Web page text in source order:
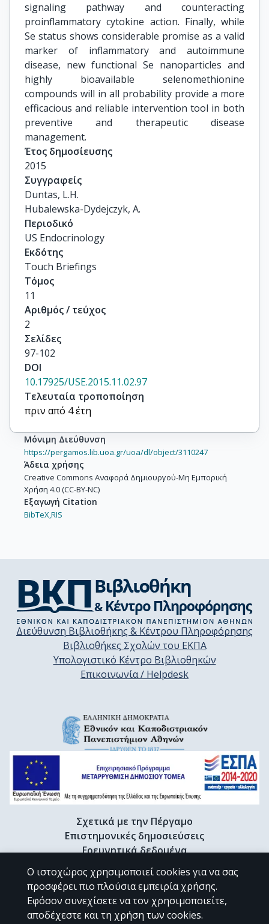
signaling pathway and counteracting
proinflammatory cytokine action. Finally, while
Se status shows considerable promise as a valid
marker of inflammatory and autoimmune
disease, new functional Se nanoparticles and
highly bioavailable selenomethionine
compounds will in all probability provide a more
efficacious and reliable intervention tool in both
preventive and therapeutic disease
management.
Έτος δημοσίευσης
2015
Συγγραφείς
Duntas, L.H.
Hubalewska-Dydejczyk, A.
Περιοδικό
US Endocrinology
Εκδότης
Touch Briefings
Τόμος
11
Αριθμός / τεύχος
2
Σελίδες
97-102
DOI
10.17925/USE.2015.11.02.97
Τελευταία τροποποίηση
πριν από 4 έτη
Μόνιμη Διεύθυνση
https://pergamos.lib.uoa.gr/uoa/dl/object/3110247
Άδεια χρήσης
Creative Commons Αναφορά Δημιουργού-Μη Εμπορική
Χρήση 4.0 (CC-BY-NC)
Εξαγωγή Citation
BibTeX,RIS
Διεύθυνση Βιβλιοθήκης & Κέντρου Πληροφόρησης
Βιβλιοθήκες Σχολών του ΕΚΠΑ
Υπολογιστικό Κέντρο Βιβλιοθηκών
Επικοινωνία / Helpdesk
Σχετικά με την Πέργαμο
Επιστημονικές δημοσιεύσεις
Ερευνητικά δεδομένα
Διδακτορικές διατριβές & Γκρίζα βιβλιογραφία
Προφίλ Ερευνητή
Ο ιστοχώρος χρησιμοποιεί cookies για να σας
προσφέρει πιο πλούσια εμπειρία χρήσης.
Εφόσον συνεχίσετε να τον χρησιμοποιείτε,
αποδέχεστε και τη χρήση των cookies.